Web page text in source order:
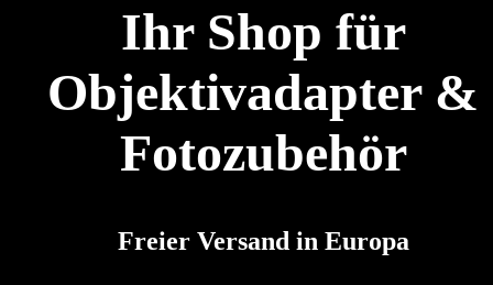
Ihr Shop für
Objektivadapter &
Fotozubehör
Freier Versand in Europa